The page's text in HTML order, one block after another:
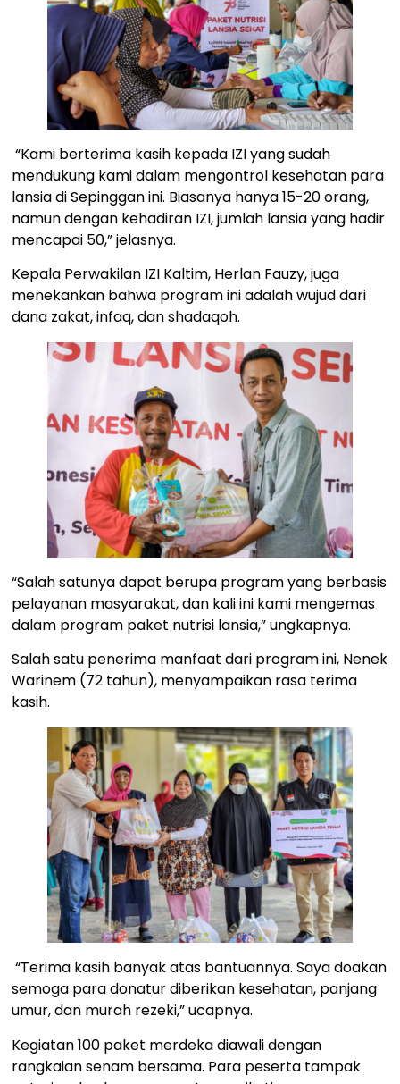
“Kami berterima kasih kepada IZI yang sudah
mendukung kami dalam mengontrol kesehatan para
lansia di Sepinggan ini. Biasanya hanya 15-20 orang,
namun dengan kehadiran IZI, jumlah lansia yang hadir
mencapai 50,” jelasnya.
Kepala Perwakilan IZI Kaltim, Herlan Fauzy, juga
menekankan bahwa program ini adalah wujud dari
dana zakat, infaq, dan shadaqoh.
“Salah satunya dapat berupa program yang berbasis
pelayanan masyarakat, dan kali ini kami mengemas
dalam program paket nutrisi lansia,” ungkapnya.
Salah satu penerima manfaat dari program ini, Nenek
Warinem (72 tahun), menyampaikan rasa terima
kasih.
“Terima kasih banyak atas bantuannya. Saya doakan
semoga para donatur diberikan kesehatan, panjang
umur, dan murah rezeki,” ucapnya.
Kegiatan 100 paket merdeka diawali dengan
rangkaian senam bersama. Para peserta tampak